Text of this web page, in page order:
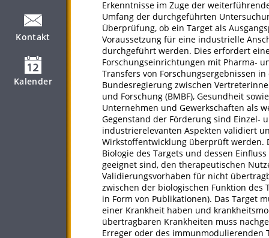
Kontakt
Kalender
Erkenntnisse im Zuge der
Umfang der durchgeführten
Überprüfung, ob ein Target als
Voraussetzung für eine industrielle
durchgeführt werden. Dies erfordert
Forschungseinrichtungen mit Pharma-
Transfers von Forschungsergebnissen
Bundesregierung zwischen
und Forschung (BMBF), Gesundheit
Unternehmen und Gewerkschaften als
Gegenstand der Förderung sind Einzel-
industrierelevanten Aspekten validiert
Wirkstoffentwicklung überprüft werden.
Biologie des Targets und dessen
geeignet sind, den therapeutischen
Validierungsvorhaben für nicht
zwischen der biologischen Funktion des
in Form von Publikationen). Das Target
einer Krankheit haben und
übertragbaren Krankheiten muss
Erreger oder des immunmodulierenden